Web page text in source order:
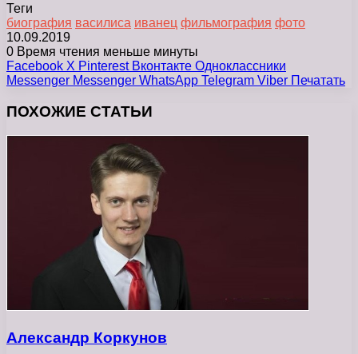
Теги
биография василиса иванец фильмография фото
10.09.2019
0 Время чтения меньше минуты
Facebook X Pinterest Вконтакте Одноклассники
Messenger Messenger WhatsApp Telegram Viber Печатать
ПОХОЖИЕ СТАТЬИ
Александр Коркунов